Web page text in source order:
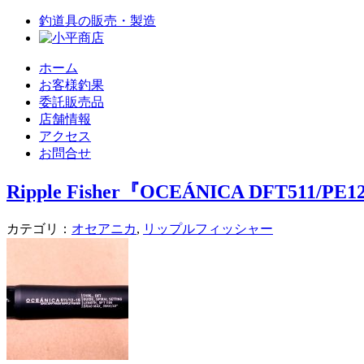
釣道具の販売・製造
ホーム
お客様釣果
委託販売品
店舗情報
アクセス
お問合せ
Ripple Fisher『OCEÁNICA DFT511/
カテゴリ： オセアニカ, リップルフィッシャー